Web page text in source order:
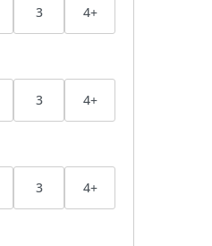
3 4+
3 4+
3 4+